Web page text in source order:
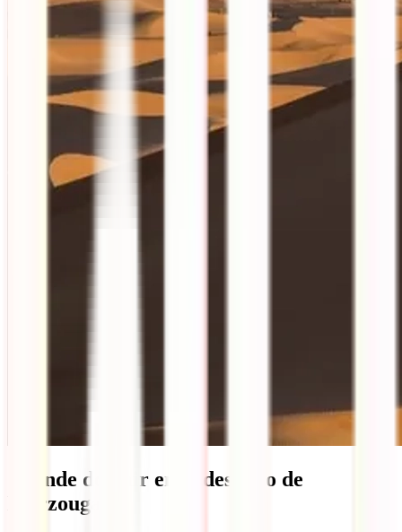
¿Dónde dormir en el desierto de
Merzouga?